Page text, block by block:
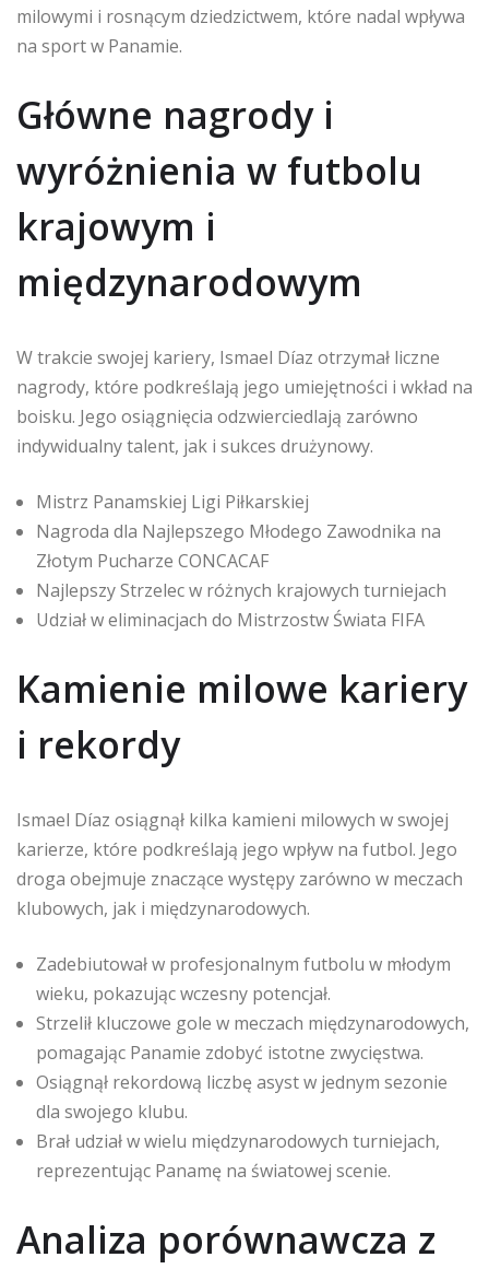
milowymi i rosnącym dziedzictwem, które nadal wpływa
na sport w Panamie.
Główne nagrody i
wyróżnienia w futbolu
krajowym i
międzynarodowym
W trakcie swojej kariery, Ismael Díaz otrzymał liczne
nagrody, które podkreślają jego umiejętności i wkład na
boisku. Jego osiągnięcia odzwierciedlają zarówno
indywidualny talent, jak i sukces drużynowy.
Mistrz Panamskiej Ligi Piłkarskiej
Nagroda dla Najlepszego Młodego Zawodnika na
Złotym Pucharze CONCACAF
Najlepszy Strzelec w różnych krajowych turniejach
Udział w eliminacjach do Mistrzostw Świata FIFA
Kamienie milowe kariery
i rekordy
Ismael Díaz osiągnął kilka kamieni milowych w swojej
karierze, które podkreślają jego wpływ na futbol. Jego
droga obejmuje znaczące występy zarówno w meczach
klubowych, jak i międzynarodowych.
Zadebiutował w profesjonalnym futbolu w młodym
wieku, pokazując wczesny potencjał.
Strzelił kluczowe gole w meczach międzynarodowych,
pomagając Panamie zdobyć istotne zwycięstwa.
Osiągnął rekordową liczbę asyst w jednym sezonie
dla swojego klubu.
Brał udział w wielu międzynarodowych turniejach,
reprezentując Panamę na światowej scenie.
Analiza porównawcza z